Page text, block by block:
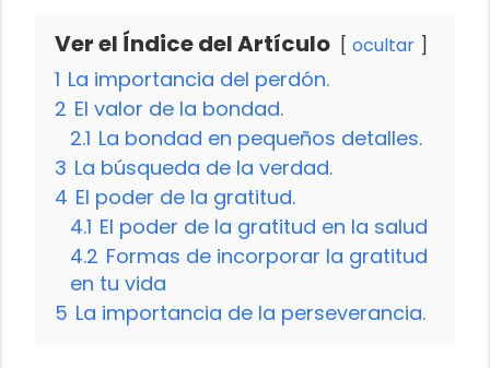
Ver el Índice del Artículo ocultar
1 La importancia del perdón.
2 El valor de la bondad.
2.1 La bondad en pequeños detalles.
3 La búsqueda de la verdad.
4 El poder de la gratitud.
4.1 El poder de la gratitud en la salud
4.2 Formas de incorporar la gratitud
en tu vida
5 La importancia de la perseverancia.